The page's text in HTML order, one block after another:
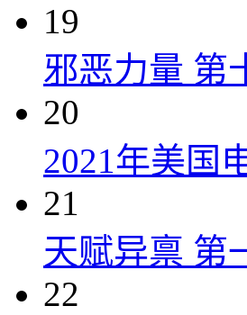
19
邪恶力量 第
20
2021年美国
21
天赋异禀 第
22